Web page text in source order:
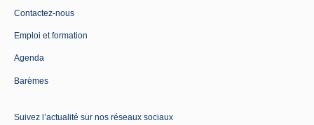
Contactez-nous
Emploi et formation
Agenda
Barèmes
Suivez l’actualité sur nos réseaux sociaux